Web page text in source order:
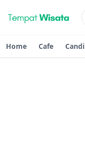
Home Cafe Candi